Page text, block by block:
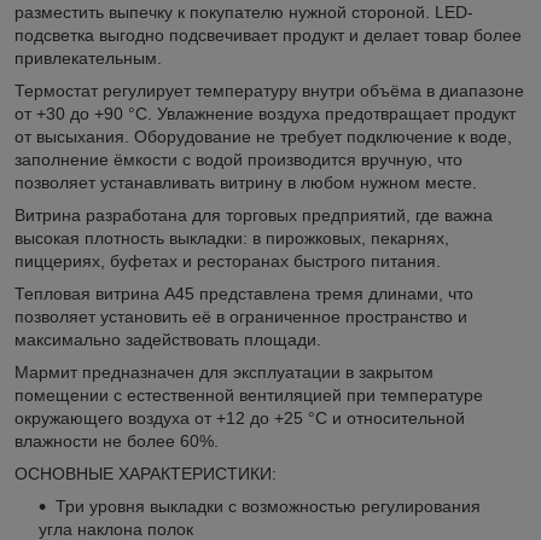
разместить выпечку к покупателю нужной стороной. LED-
подсветка выгодно подсвечивает продукт и делает товар более
привлекательным.
Термостат регулирует температуру внутри объёма в диапазоне
от +30 до +90 °C. Увлажнение воздуха предотвращает продукт
от высыхания. Оборудование не требует подключение к воде,
заполнение ёмкости с водой производится вручную, что
позволяет устанавливать витрину в любом нужном месте.
Витрина разработана для торговых предприятий, где важна
высокая плотность выкладки: в пирожковых, пекарнях,
пиццериях, буфетах и ресторанах быстрого питания.
Тепловая витрина A45 представлена тремя длинами, что
позволяет установить её в ограниченное пространство и
максимально задействовать площади.
Мармит предназначен для эксплуатации в закрытом
помещении с естественной вентиляцией при температуре
окружающего воздуха от +12 до +25 °C и относительной
влажности не более 60%.
ОСНОВНЫЕ ХАРАКТЕРИСТИКИ:
Три уровня выкладки с возможностью регулирования
угла наклона полок